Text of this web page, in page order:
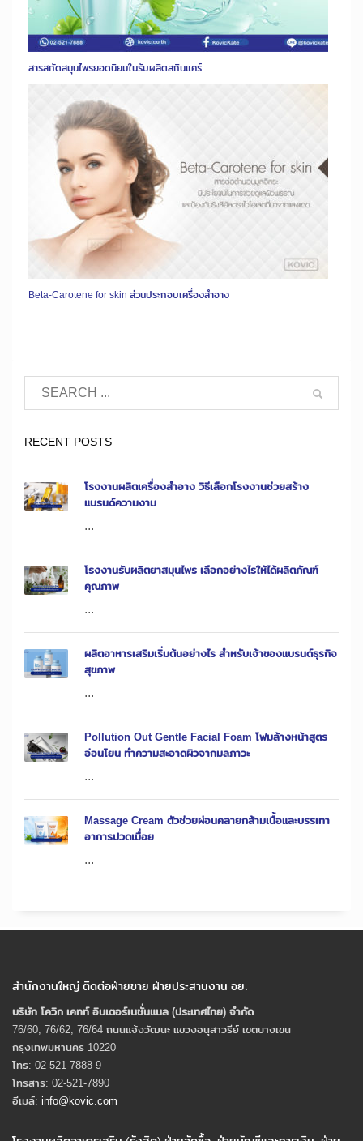
สารสกัดสมุนไพรยอดนิยมในรับผลิตสกินแคร์
Beta-Carotene for skin ส่วนประกอบเครื่องสำอาง
RECENT POSTS
โรงงานผลิตเครื่องสำอาง วิธีเลือกโรงงานช่วยสร้าง
แบรนด์ความงาม
...
โรงงานรับผลิตยาสมุนไพร เลือกอย่างไรให้ได้ผลิตภัณฑ์
คุณภาพ
...
ผลิตอาหารเสริมเริ่มต้นอย่างไร สำหรับเจ้าของแบรนด์ธุรกิจ
สุขภาพ
...
Pollution Out Gentle Facial Foam โฟมล้างหน้าสูตร
อ่อนโยน ทำความสะอาดผิวจากมลภาวะ
...
Massage Cream ตัวช่วยผ่อนคลายกล้ามเนื้อและบรรเทา
อาการปวดเมื่อย
...
สำนักงานใหญ่ ติดต่อฝ่ายขาย ฝ่ายประสานงาน อย.
บริษัท โควิก เคทท์ อินเตอร์เนชั่นแนล (ประเทศไทย) จํากัด
76/60, 76/62, 76/64 ถนนแจ้งวัฒนะ แขวงอนุสาวรีย์ เขตบางเขน
กรุงเทพมหานคร 10220
โทร: 02-521-7888-9
โทรสาร: 02-521-7890
อีเมล์: info@kovic.com